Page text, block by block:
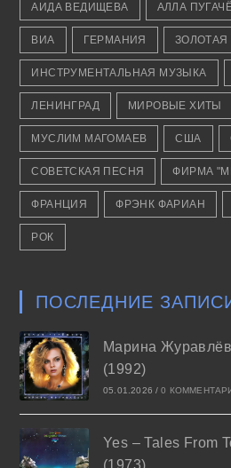
АИДА ВЕДИЩЕВА АЛЛА
ВИА ГЕРМАНИЯ ЗОЛОТАЯ
ИНСТРУМЕНТАЛЬНАЯ МУЗЫКА
ЛЕНИНГРАД МИРОВЫЕ ХИТЫ
МУСЛИМ МАГОМАЕВ США
СОВЕТСКАЯ ПЕСНЯ ФИРМА
ФРАНЦИЯ ФРЭНК ФАРИАН
РОК
ПОСЛЕДНИЕ
Марина
(1992)
05.01.2026 / 0
Yes – Tales From